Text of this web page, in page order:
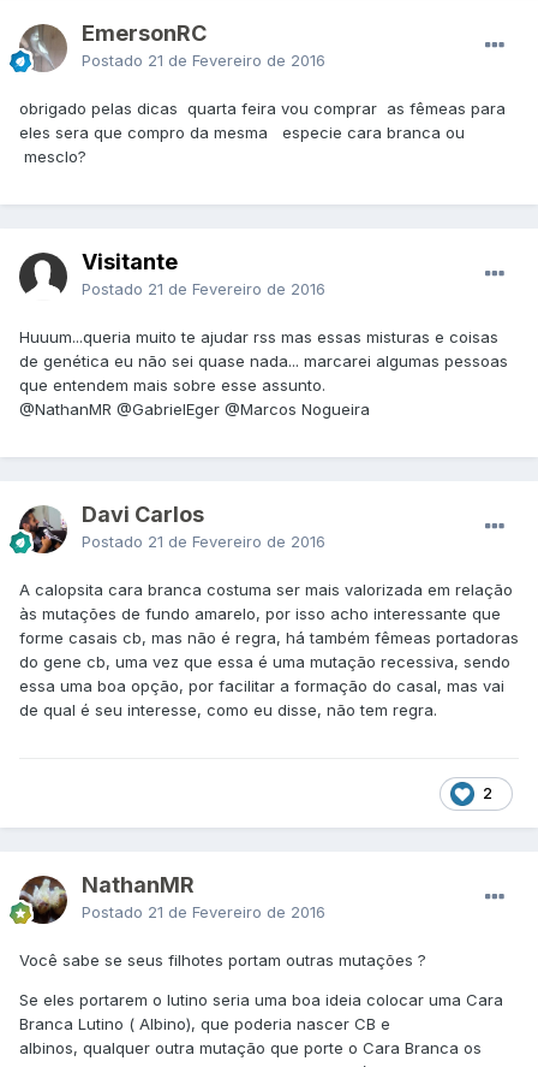
EmersonRC
Postado 21 de Fevereiro de 2016
obrigado pelas dicas quarta feira vou comprar as fêmeas para
eles sera que compro da mesma especie cara branca ou
mesclo?
Visitante
Postado 21 de Fevereiro de 2016
Huuum...queria muito te ajudar rss mas essas misturas e coisas
de genética eu não sei quase nada... marcarei algumas pessoas
que entendem mais sobre esse assunto.
@NathanMR @GabrielEger @Marcos Nogueira
Davi Carlos
Postado 21 de Fevereiro de 2016
A calopsita cara branca costuma ser mais valorizada em relação
às mutações de fundo amarelo, por isso acho interessante que
forme casais cb, mas não é regra, há também fêmeas portadoras
do gene cb, uma vez que essa é uma mutação recessiva, sendo
essa uma boa opção, por facilitar a formação do casal, mas vai
de qual é seu interesse, como eu disse, não tem regra.
2
NathanMR
Postado 21 de Fevereiro de 2016
Você sabe se seus filhotes portam outras mutações ?
Se eles portarem o lutino seria uma boa ideia colocar uma Cara
Branca Lutino ( Albino), que poderia nascer CB e
albinos, qualquer outra mutação que porte o Cara Branca os